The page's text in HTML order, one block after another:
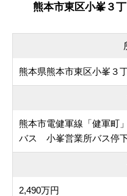
熊本市東区小峯３
熊本県熊本市東区小峯３
熊本市電健軍線「健軍町
バス 小峯営業所バス停
2,490万円